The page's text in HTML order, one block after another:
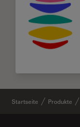
Startseite Produkte